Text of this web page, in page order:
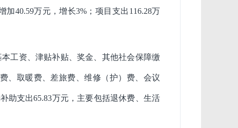
加40.59万元，增长3%；项目支出116.28万
工资、津贴补贴、奖金、其他社会保障缴
、取暖费、差旅费、维修（护）费、会议
助支出65.83万元，主要包括退休费、生活